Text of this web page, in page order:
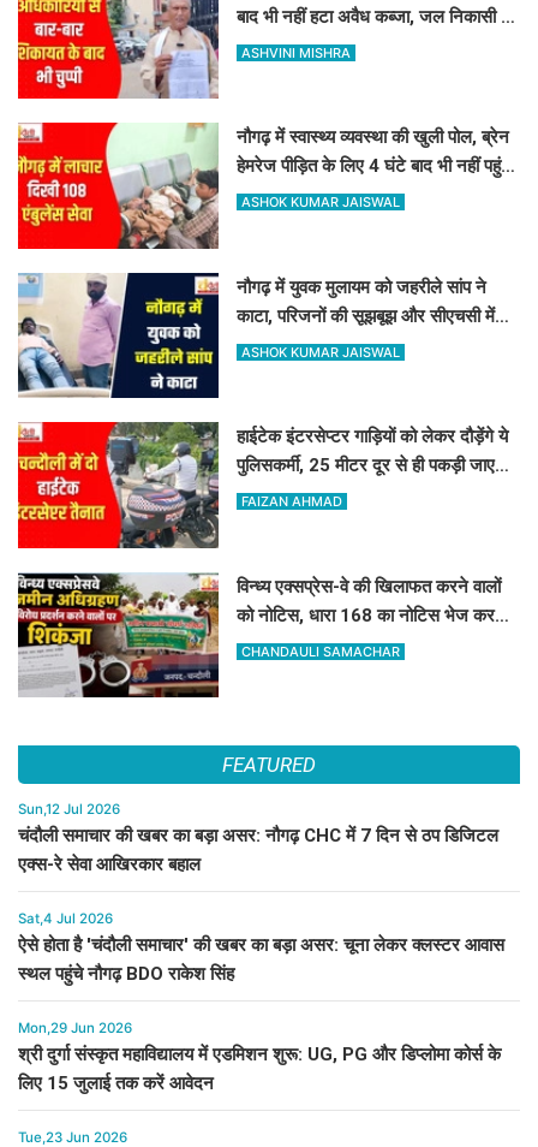
बाद भी नहीं हटा अवैध कब्जा, जल निकासी बंद
होने से किसानों में भारी रोष
ASHVINI MISHRA
नौगढ़ में स्वास्थ्य व्यवस्था की खुली पोल, ब्रेन
हेमरेज पीड़ित के लिए 4 घंटे बाद भी नहीं पहुंची
108 एंबुलेंस
ASHOK KUMAR JAISWAL
नौगढ़ में युवक मुलायम को जहरीले सांप ने
काटा, परिजनों की सूझबूझ और सीएचसी में
तुरंत इलाज से बची जान
ASHOK KUMAR JAISWAL
हाईटेक इंटरसेप्टर गाड़ियों को लेकर दौड़ेंगे ये
पुलिसकर्मी, 25 मीटर दूर से ही पकड़ी जाएगी
ओवरस्पीडिंग और ड्रंक एंड ड्राइव
FAIZAN AHMAD
विन्ध्य एक्सप्रेस-वे की खिलाफत करने वालों
को नोटिस, धारा 168 का नोटिस भेज कर
दबाव बनाने की पहल तेज
CHANDAULI SAMACHAR
FEATURED
Sun,12 Jul 2026
चंदौली समाचार की खबर का बड़ा असर: नौगढ़ CHC में 7 दिन से ठप डिजिटल
एक्स-रे सेवा आखिरकार बहाल
Sat,4 Jul 2026
ऐसे होता है 'चंदौली समाचार' की खबर का बड़ा असर: चूना लेकर क्लस्टर आवास
स्थल पहुंचे नौगढ़ BDO राकेश सिंह
Mon,29 Jun 2026
श्री दुर्गा संस्कृत महाविद्यालय में एडमिशन शुरू: UG, PG और डिप्लोमा कोर्स के
लिए 15 जुलाई तक करें आवेदन
Tue,23 Jun 2026